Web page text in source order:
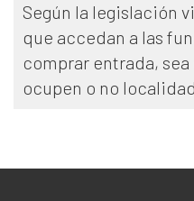
Según la legislación
que accedan a las
comprar entrada,
ocupen o no